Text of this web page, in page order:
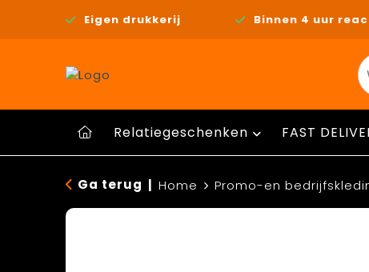
Eigen drukkerij Binnen 4 uur
Relatiegeschenken FAST
Ga terug Home Promo-en